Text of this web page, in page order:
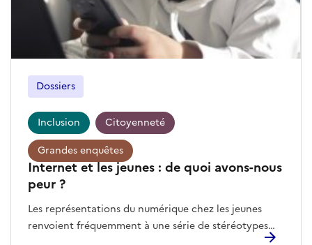
Dossiers
Internet et les jeunes : de quoi avons-nous
peur ?
Les représentations du numérique chez les jeunes
renvoient fréquemment à une série de stéréotypes
Inclusion
Citoyenneté
Grandes enquêtes